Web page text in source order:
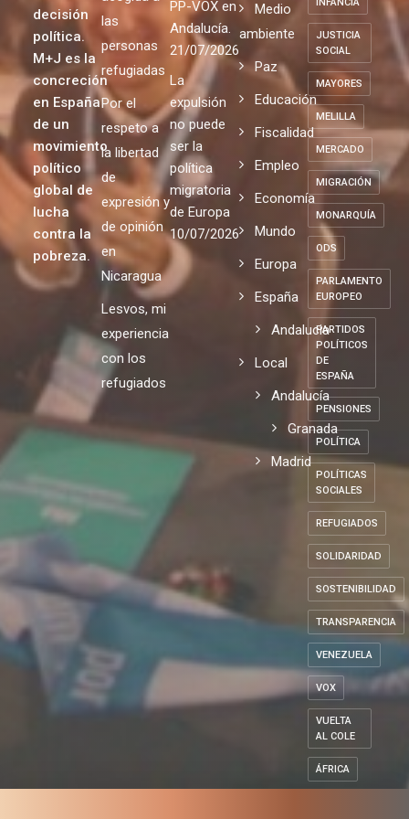
decisión
política.
M+J es la
concreción
en España
de un
movimiento
político
global de
lucha
contra la
pobreza.
las
personas
refugiadas
Por el
respeto a
la libertad
de
expresión y
de opinión
en
Nicaragua
Lesvos, mi
experiencia
con los
refugiados
PP-VOX en
Andalucía.
21/07/2026
La
expulsión
no puede
ser la
política
migratoria
de Europa
10/07/2026
Medio
ambiente
Paz
Educación
Fiscalidad
Empleo
Economía
Mundo
Europa
España
Andalucia
Local
Andalucía
Granada
Madrid
JUSTICIA
SOCIAL
MAYORES
MELILLA
MERCADO
MIGRACIÓN
MONARQUÍA
ODS
PARLAMENTO
EUROPEO
PARTIDOS
POLÍTICOS
DE
ESPAÑA
PENSIONES
POLÍTICA
POLÍTICAS
SOCIALES
REFUGIADOS
SOLIDARIDAD
SOSTENIBILIDAD
TRANSPARENCIA
VENEZUELA
VOX
VUELTA
AL COLE
ÁFRICA